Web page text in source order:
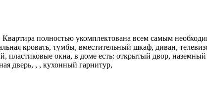
Квартира полностью укомплектована всем самым
кровать, тумбы, вместительный шкаф, диван,
пластиковые окна, в доме есть: открытый двор,
дверь, , , кухонный гарнитур,